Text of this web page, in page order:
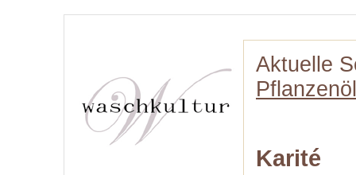
Aktuelle
Karité